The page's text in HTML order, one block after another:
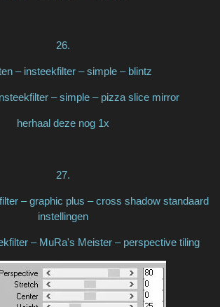
26.
– insteekfilter – simple – blintz
– simple – pizza slice mirror
herhaal deze nog 1x
27.
– graphic plus – cross shadow standaard
instellingen
– MuRa's Meister – perspective tiling